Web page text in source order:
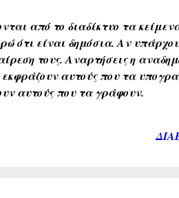
από το διαδίκτυο τα
ότι είναι δημόσια. Αν
τους. Αναρτήσεις η
αυτούς που τα
αυτούς που τα γράφουν.